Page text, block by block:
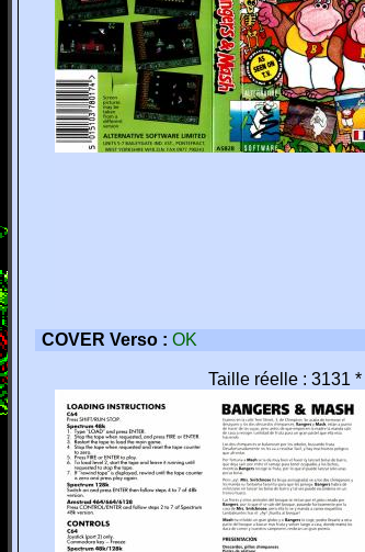
COVER Verso : OK
Taille réelle : 3131